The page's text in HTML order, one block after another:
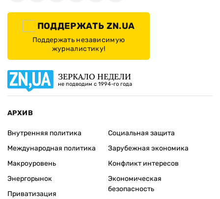
ПОДДЕРЖАТЬ ZN.UA
Поддержать независимую
журналистику!
ЗЕРКАЛО НЕДЕЛИ
не подводим с 1994-го года
АРХИВ
Внутренняя политика
Международная политика
Макроуровень
Энергорынок
Приватизация
Социальная защита
Зарубежная экономика
Конфликт интересов
Экономическая
безопасность